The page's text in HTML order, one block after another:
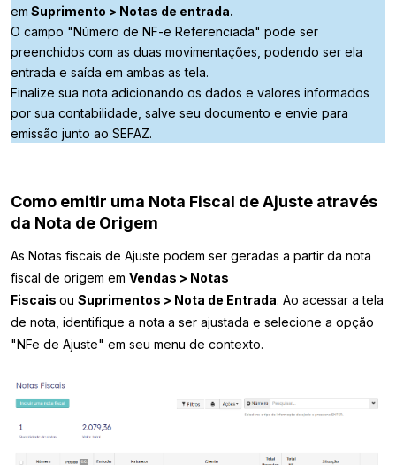
em Suprimento > Notas de entrada.
O campo "Número de NF-e Referenciada" pode ser
preenchidos com as duas movimentações, podendo ser ela
entrada e saída em ambas as tela.
Finalize sua nota adicionando os dados e valores informados
por sua contabilidade, salve seu documento e envie para
emissão junto ao SEFAZ.
Como emitir uma Nota Fiscal de Ajuste através
da Nota de Origem
As Notas fiscais de Ajuste podem ser geradas a partir da nota
fiscal de origem em Vendas > Notas
Fiscais ou Suprimentos > Nota de Entrada. Ao acessar a tela
de nota, identifique a nota a ser ajustada e selecione a opção
"NFe de Ajuste" em seu menu de contexto.